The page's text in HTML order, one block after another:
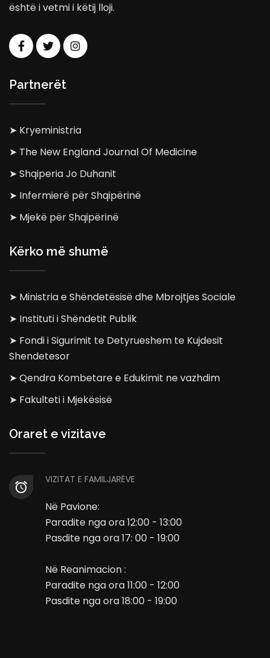
është i vetmi i këtij lloji.
Partnerët
➤ Kryeministria
➤ The New England Journal Of Medicine
➤ Shqiperia Jo Duhanit
➤ Infermierë për Shqipërinë
➤ Mjekë për Shqipërinë
Kërko më shumë
➤ Ministria e Shëndetësisë dhe Mbrojtjes Sociale
➤ Instituti i Shëndetit Publik
➤ Fondi i Sigurimit te Detyrueshem te Kujdesit
Shendetesor
➤ Qendra Kombetare e Edukimit ne vazhdim
➤ Fakulteti i Mjekësisë
Oraret e vizitave
VIZITAT E FAMILJARËVE
Në Pavione:
Paradite nga ora 12:00 - 13:00
Pasdite nga ora 17: 00 - 19:00
Në Reanimacion :
Paradite nga ora 11:00 - 12:00
Pasdite nga ora 18:00 - 19:00